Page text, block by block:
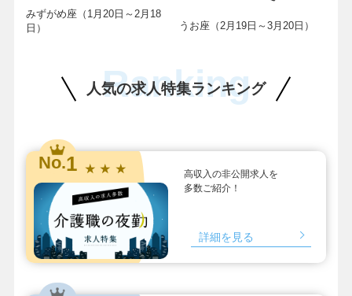
みずがめ座（1月20日～2月18
日）
うお座（2月19日～3月20日）
人気の求人特集ランキング
Ranking
No.1 ★ ★ ★
高収入の非公開求人を
多数ご紹介！
詳細を見る